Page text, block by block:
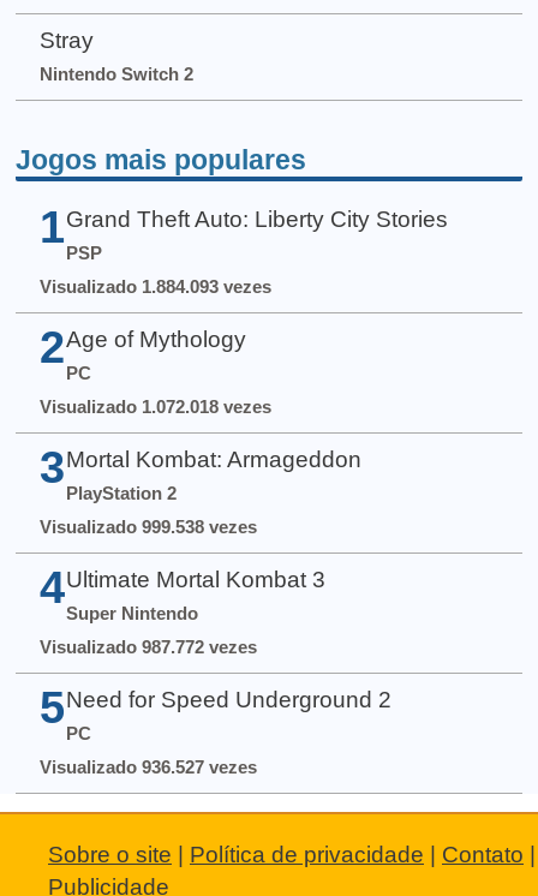
Stray
Nintendo Switch 2
Jogos mais populares
1 Grand Theft Auto: Liberty City Stories
PSP
Visualizado 1.884.093 vezes
2 Age of Mythology
PC
Visualizado 1.072.018 vezes
3 Mortal Kombat: Armageddon
PlayStation 2
Visualizado 999.538 vezes
4 Ultimate Mortal Kombat 3
Super Nintendo
Visualizado 987.772 vezes
5 Need for Speed Underground 2
PC
Visualizado 936.527 vezes
Sobre o site | Política de privacidade | Contato |
Publicidade